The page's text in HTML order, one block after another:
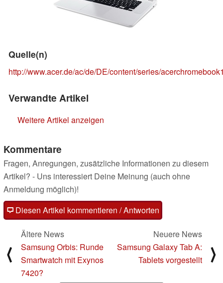
Quelle(n)
http://www.acer.de/ac/de/DE/content/series/
Verwandte Artikel
Weitere Artikel anzeigen
Kommentare
Fragen, Anregungen, zusätzliche Informationen zu diesem
Artikel? - Uns interessiert Deine Meinung (auch ohne
Anmeldung möglich)!
Diesen Artikel kommentieren / Antworten
⟨
Ältere News
Samsung Orbis: Runde
Smartwatch mit Exynos
7420?
Neuere News
Samsung Galaxy Tab A:
Tablets vorgestellt
⟩